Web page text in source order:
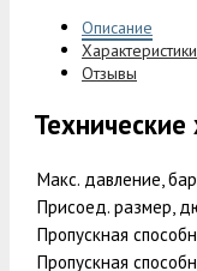
Описание
Характеристики
Отзывы
Технические
Макс. давление, бар
Присоед. размер,
Пропускная
Пропускная